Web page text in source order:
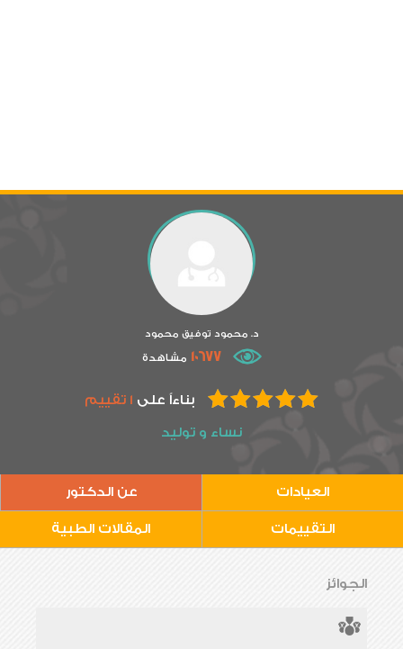
د. محمود توفيق محمود
10677 مشاهدة
بناءاً على 1 تقييم
نساء و توليد
العيادات عن الدكتور
التقييمات المقالات الطبية
الجوائز